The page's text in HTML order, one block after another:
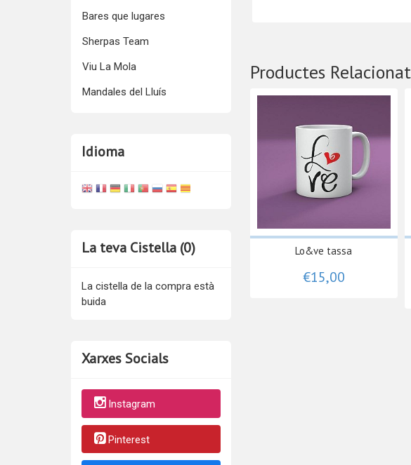
Bares que lugares
Sherpas Team
Viu La Mola
Mandales del Lluís
Idioma
La teva Cistella (0)
La cistella de la compra està
buida
Xarxes Socials
Instagram
Pinterest
Productes
Lo&ve tassa
€15,00